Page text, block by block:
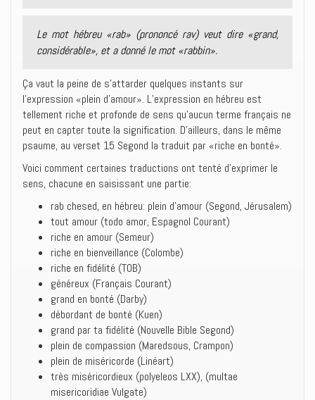
Le mot hébreu «rab» (prononcé rav) veut dire «grand,
considérable», et a donné le mot «rabbin».
Ça vaut la peine de s’attarder quelques instants sur
l’expression «plein d’amour». L’expression en hébreu est
tellement riche et profonde de sens qu’aucun terme français ne
peut en capter toute la signification. D’ailleurs, dans le même
psaume, au verset 15 Segond la traduit par «riche en bonté».
Voici comment certaines traductions ont tenté d’exprimer le
sens, chacune en saisissant une partie:
rab chesed, en hébreu: plein d’amour (Segond, Jérusalem)
tout amour (todo amor, Espagnol Courant)
riche en amour (Semeur)
riche en bienveillance (Colombe)
riche en fidélité (TOB)
généreux (Français Courant)
grand en bonté (Darby)
débordant de bonté (Kuen)
grand par ta fidélité (Nouvelle Bible Segond)
plein de compassion (Maredsous, Crampon)
plein de miséricorde (Linéart)
très miséricordieux (polyeleos LXX), (multae
misericoridiae Vulgate)